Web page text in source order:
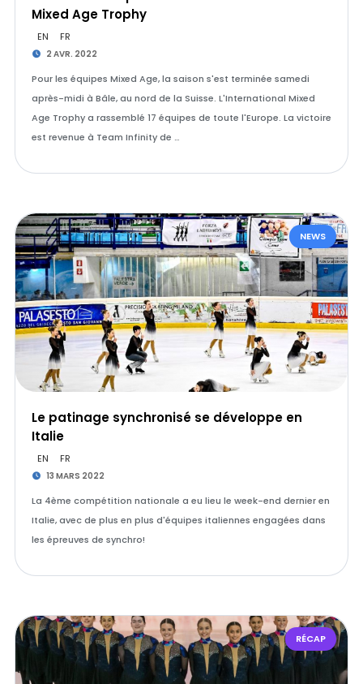
Mixed Age Trophy
EN FR
2 AVR. 2022
Pour les équipes Mixed Age, la saison s'est terminée samedi
après-midi à Bâle, au nord de la Suisse. L'International Mixed
Age Trophy a rassemblé 17 équipes de toute l'Europe. La victoire
est revenue à Team Infinity de …
NEWS
Le patinage synchronisé se développe en
Italie
EN FR
13 MARS 2022
La 4ème compétition nationale a eu lieu le week-end dernier en
Italie, avec de plus en plus d'équipes italiennes engagées dans
les épreuves de synchro!
RÉCAP